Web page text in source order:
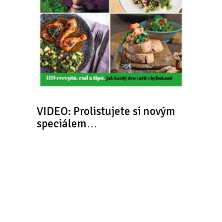
VIDEO: Prolistujete si novým
speciálem…